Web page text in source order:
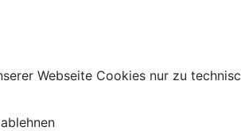
Webseite Cookies nur zu